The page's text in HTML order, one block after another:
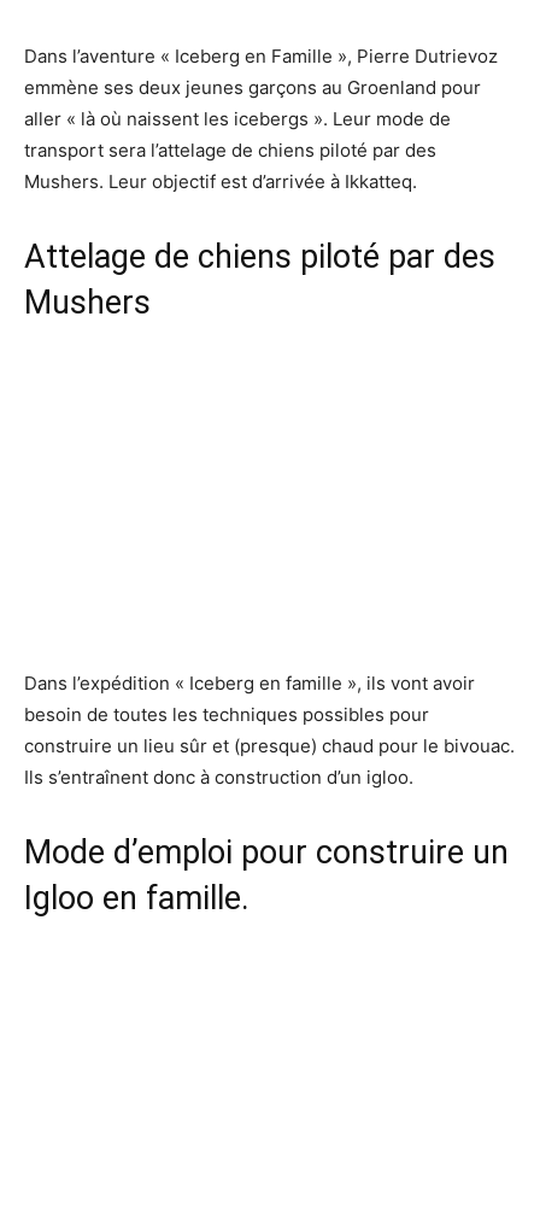
Dans l’aventure « Iceberg en Famille », Pierre Dutrievoz
emmène ses deux jeunes garçons au Groenland pour
aller « là où naissent les icebergs ». Leur mode de
transport sera l’attelage de chiens piloté par des
Mushers. Leur objectif est d’arrivée à Ikkatteq.
Attelage de chiens piloté par des
Mushers
Dans l’expédition « Iceberg en famille », ils vont avoir
besoin de toutes les techniques possibles pour
construire un lieu sûr et (presque) chaud pour le bivouac.
Ils s’entraînent donc à construction d’un igloo.
Mode d’emploi pour construire un
Igloo en famille.